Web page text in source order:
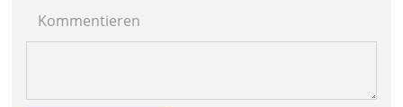
Kommentieren